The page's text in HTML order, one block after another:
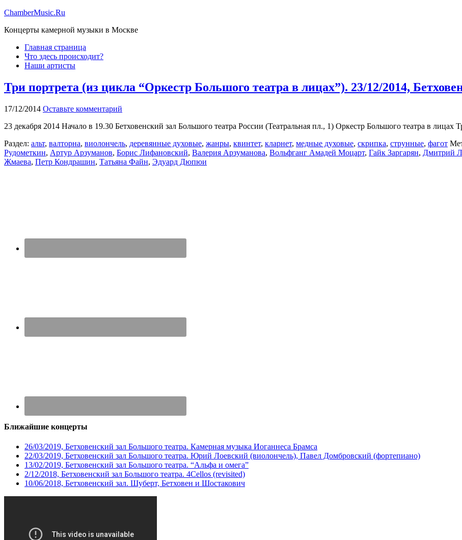
ChamberMusic.Ru
Концерты камерной музыки в Москве
Главная страница
Что здесь происходит?
Наши артисты
Три портрета (из цикла “Оркестр Большого театра в лицах”). 23/12/2014,
17/12/2014 Оставьте комментарий
23 декабря 2014 Начало в 19.30 Бетховенский зал Большого театра России (Театральная пл., 1) Оркестр Большого театра в лицах
Раздел: альт, валторна, виолончель, деревянные духовые, жанры, квинтет, кларнет, медные духовые, скрипка, струнные, фагот
Рудометкин, Артур Арзуманов, Борис Лифановский, Валерия Арзуманова, Вольфганг Амадей Моцарт, Гайк Заргарян, Дмитрий
Жмаева, Петр Кондрашин, Татьяна Файн, Эдуард Дюпюи
Ближайшие концерты
26/03/2019, Бетховенский зал Большого театра. Камерная музыка Иоганнеса Брамса
22/03/2019, Бетховенский зал Большого театра. Юрий Лоевский (виолончель), Павел Домбровский (фортепиано)
13/02/2019, Бетховенский зал Большого театра. “Альфа и омега”
2/12/2018, Бетховенский зал Большого театра. 4Cellos (revisited)
10/06/2018, Бетховенский зал. Шуберт, Бетховен и Шостакович